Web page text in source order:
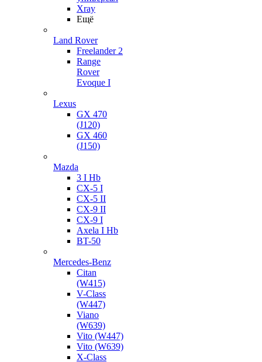
Xray
Ещё
Land Rover
Freelander 2
Range
Rover
Evoque I
Lexus
GX 470
(J120)
GX 460
(J150)
Mazda
3 I Hb
CX-5 I
CX-5 II
CX-9 II
CX-9 I
Axela I Hb
BT-50
Mercedes-Benz
Citan
(W415)
V-Class
(W447)
Viano
(W639)
Vito (W447)
Vito (W639)
X-Class